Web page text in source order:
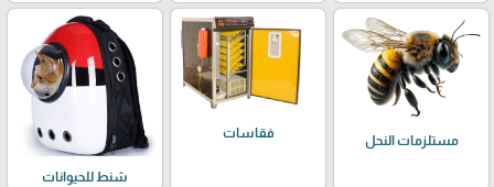
مستلزمات النحل
فقاسات
شنط للحيوانات